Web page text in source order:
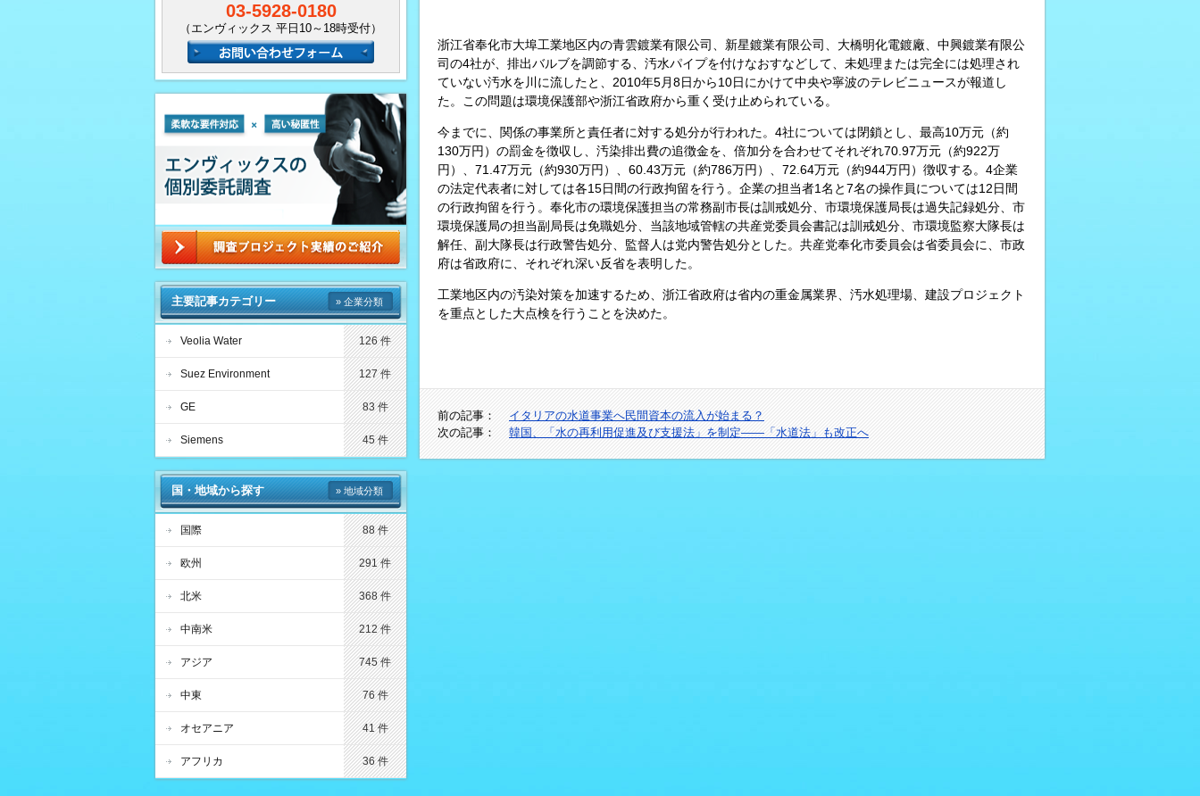
浙江省奉化市大埠工業地区内の青雲鍍業有限公司、新星鍍業有限公司、大橋明化電鍍廠、中興鍍業有限公
司の4社が、排出バルブを調節する、汚水パイプを付けなおすなどして、未処理または完全には処理され
ていない汚水を川に流したと、2010年5月8日から10日にかけて中央や寧波のテレビニュースが報道し
た。この問題は環境保護部や浙江省政府から重く受け止められている。
今までに、関係の事業所と責任者に対する処分が行われた。4社については閉鎖とし、最高10万元（約
130万円）の罰金を徴収し、汚染排出費の追徴金を、倍加分を合わせてそれぞれ70.97万元（約922万
円）、71.47万元（約930万円）、60.43万元（約786万円）、72.64万元（約944万円）徴収する。4企業
の法定代表者に対しては各15日間の行政拘留を行う。企業の担当者1名と7名の操作員については12日間
の行政拘留を行う。奉化市の環境保護担当の常務副市長は訓戒処分、市環境保護局長は過失記録処分、市
環境保護局の担当副局長は免職処分、当該地域管轄の共産党委員会書記は訓戒処分、市環境監察大隊長は
解任、副大隊長は行政警告処分、監督人は党内警告処分とした。共産党奉化市委員会は省委員会に、市政
府は省政府に、それぞれ深い反省を表明した。
工業地区内の汚染対策を加速するため、浙江省政府は省内の重金属業界、汚水処理場、建設プロジェクト
を重点とした大点検を行うことを決めた。
前の記事：
イタリアの水道事業へ民間資本の流入が始まる？
次の記事：
韓国、「水の再利用促進及び支援法」を制定――「水道法」も改正へ
03-5928-0180
（エンヴィックス 平日10～18時受付）
主要記事カテゴリー » 企業分類
Veolia Water 126 件
Suez Environment 127 件
GE 83 件
Siemens 45 件
国・地域から探す » 地域分類
国際 88 件
欧州 291 件
北米 368 件
中南米 212 件
アジア 745 件
中東 76 件
オセアニア 41 件
アフリカ 36 件